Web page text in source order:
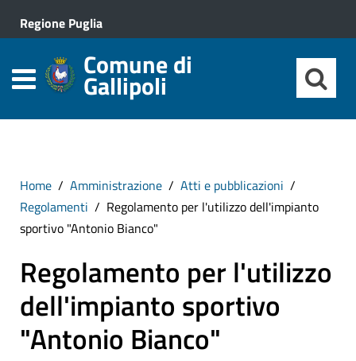
Regione Puglia
Comune di
Gallipoli
Home Amministrazione
Atti e pubblicazioni
Regolamenti
Regolamento per l'utilizzo dell'impianto
sportivo "Antonio Bianco"
Regolamento per l'utilizzo
dell'impianto sportivo
"Antonio Bianco"